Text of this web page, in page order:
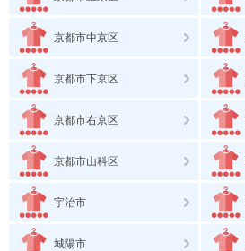
京都市中京区
京都市下京区
京都市右京区
京都市山科区
宇治市
城陽市